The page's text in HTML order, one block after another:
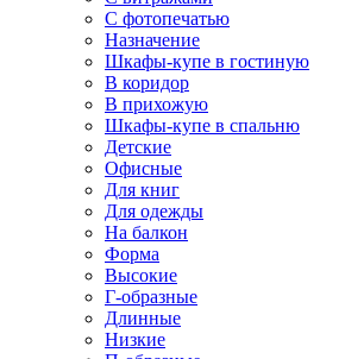
С фотопечатью
Назначение
Шкафы-купе в гостиную
В коридор
В прихожую
Шкафы-купе в спальню
Детские
Офисные
Для книг
Для одежды
На балкон
Форма
Высокие
Г-образные
Длинные
Низкие